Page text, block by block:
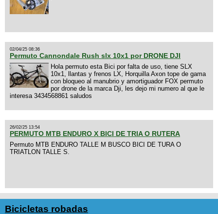
02/04/25 08:36
Permuto Cannondale Rush slx 10x1 por DRONE DJI
Hola permuto esta Bici por falta de uso, tiene SLX
10x1, llantas y frenos LX, Horquilla Axon tope de gama
con bloqueo al manubrio y amortiguador FOX permuto
por drone de la marca Dji, les dejo mi numero al que le
interesa 3434568861 saludos
26/02/25 13:54
PERMUTO MTB ENDURO X BICI DE TRIA O RUTERA
Permuto MTB ENDURO TALLE M BUSCO BICI DE TURA O
TRIATLON TALLE S.
Bicicletas robadas